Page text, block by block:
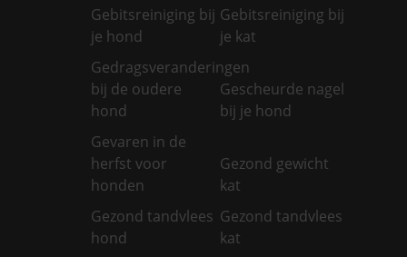
Gebitsreiniging bij
je hond
Gebitsreiniging bij
je kat
Gedragsveranderingen
bij de oudere
hond
Gescheurde nagel
bij je hond
Gevaren in de
herfst voor
honden
Gezond gewicht
kat
Gezond tandvlees
hond
Gezond tandvlees
kat